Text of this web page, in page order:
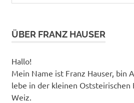
ÜBER FRANZ HAUSER
Hallo!
Mein Name ist Franz Hauser, bin
lebe in der kleinen Oststeirischen
Weiz.